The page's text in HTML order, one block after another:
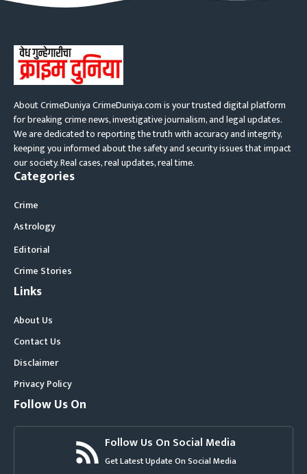
About CrimeDuniya CrimeDuniya.com is your trusted digital platform
for breaking crime news, investigative journalism, and legal updates.
We are dedicated to reporting the truth with accuracy and integrity,
keeping you informed about the safety and security issues that impact
our society. Real cases, real updates, real time.
Categories
Crime
Astrology
Editorial
Crime Stories
Links
About Us
Contact Us
Disclaimer
Privacy Policy
Follow Us On
Follow Us On Social Media
Get Latest Update On Social Media